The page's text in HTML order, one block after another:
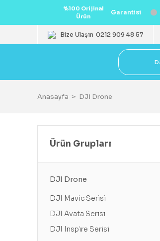
%100 Orijinal
Ürün
Garantisi
Bize Ulaşın 0212 909 48 57
Anasayfa DJI Drone
Ürün Grupları
DJI Drone
DJI Mavic Serisi
DJI Avata Serisi
DJI Inspire Serisi